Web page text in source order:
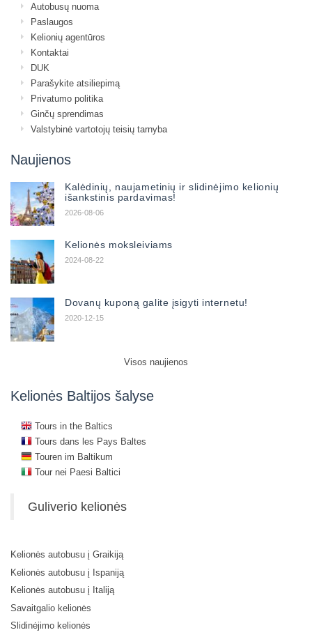
Autobusų nuoma
Paslaugos
Kelionių agentūros
Kontaktai
DUK
Parašykite atsiliepimą
Privatumo politika
Ginčų sprendimas
Valstybinė vartotojų teisių tarnyba
Naujienos
Kalėdinių, naujametinių ir slidinėjimo kelionių
išankstinis pardavimas!
2026-08-06
Kelionės moksleiviams
2024-08-22
Dovanų kuponą galite įsigyti internetu!
2020-12-15
Visos naujienos
Kelionės Baltijos šalyse
Tours in the Baltics
Tours dans les Pays Baltes
Touren im Baltikum
Tour nei Paesi Baltici
Guliverio kelionės
Kelionės autobusu į Graikiją
Kelionės autobusu į Ispaniją
Kelionės autobusu į Italiją
Savaitgalio kelionės
Slidinėjimo kelionės